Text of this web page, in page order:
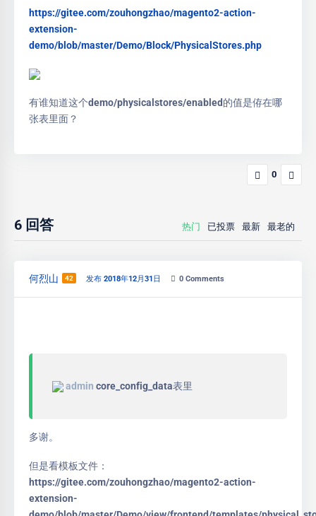
https://gitee.com/zouhongzhao/magento2-action-
extension-
demo/blob/master/Demo/Block/PhysicalStores.php
有谁知道这个demo/physicalstores/enabled的值是侟在哪
张表里面？
0
6 回答 热门 已投票 最新 最老的
何烈山 42 发布 2018年12月31日 0 Comments
admin core_config_data表里
多谢。
但是看模板文件：
https://gitee.com/zouhongzhao/magento2-action-
extension-